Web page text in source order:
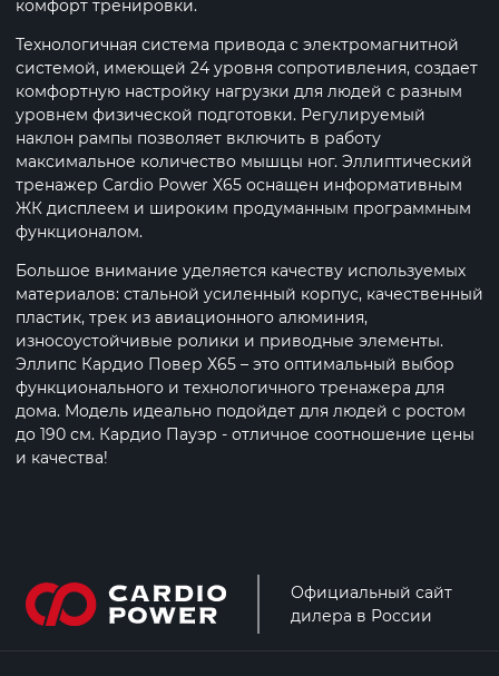
комфорт тренировки.
Технологичная система привода с электромагнитной
системой, имеющей 24 уровня сопротивления, создает
комфортную настройку нагрузки для людей с разным
уровнем физической подготовки. Регулируемый
наклон рампы позволяет включить в работу
максимальное количество мышцы ног. Эллиптический
тренажер Cardio Power X65 оснащен информативным
ЖК дисплеем и широким продуманным программным
функционалом.
Большое внимание уделяется качеству используемых
материалов: стальной усиленный корпус, качественный
пластик, трек из авиационного алюминия,
износоустойчивые ролики и приводные элементы.
Эллипс Кардио Повер Х65 – это оптимальный выбор
функционального и технологичного тренажера для
дома. Модель идеально подойдет для людей с ростом
до 190 см. Кардио Пауэр - отличное соотношение цены
и качества!
Официальный сайт
дилера в России